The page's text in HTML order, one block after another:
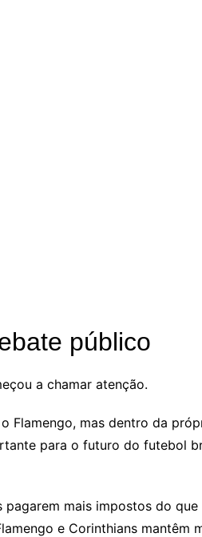
público
a chamar atenção.
Flamengo, mas dentro da
para o futuro do futebol
mais impostos do
e Corinthians